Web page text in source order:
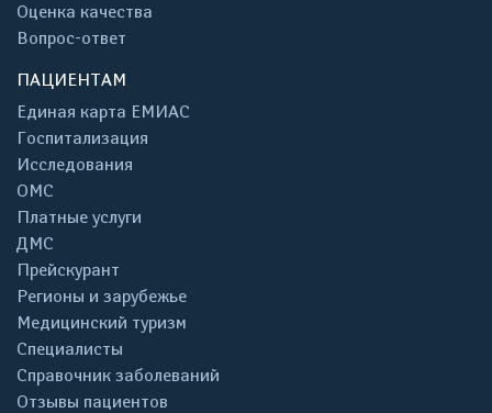
Оценка качества
Вопрос-ответ
ПАЦИЕНТАМ
Единая карта ЕМИАС
Госпитализация
Исследования
ОМС
Платные услуги
ДМС
Прейскурант
Регионы и зарубежье
Медицинский туризм
Специалисты
Справочник заболеваний
Отзывы пациентов